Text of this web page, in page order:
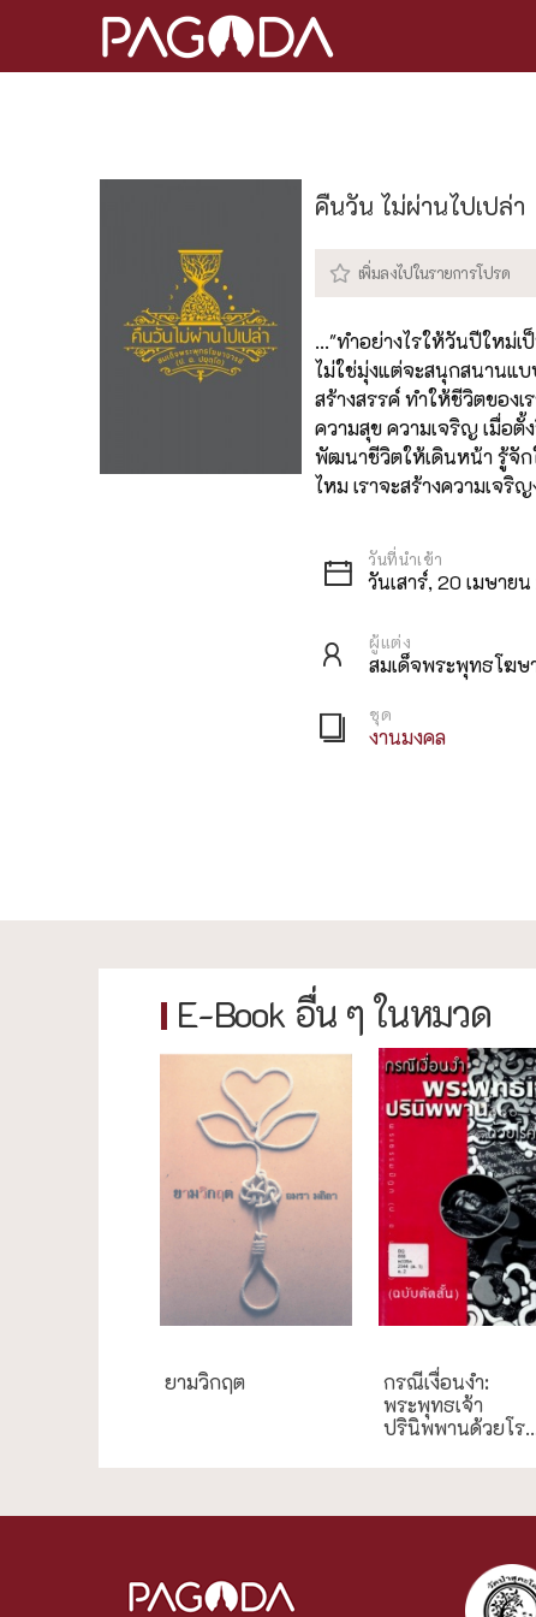
คืนวัน ไม่ผ่านไปเปล่า
..."ทำอย่างไรให้วันปีใหม่
ไม่ใช่มุ่งแต่จะสนุกสนานแบ
สร้างสรรค์ ทำให้ชีวิตของเ
ความสุข ความเจริญ เมื่อตั้
พัฒนาชีวิตให้เดินหน้า รู้จัก
ไหม เราจะสร้างความเจริ
วันเสาร์, 20 เมษาย
ผู้แต่ง
สมเด็จพระพุทธโฆษ
ชุด
งานมงคล
E-Book อื่น ๆ ในหมวด
ยามวิกฤต
กรณีเงื่อนงำ:
พระพุทธเจ้า
ปรินิพพานด้วยโร